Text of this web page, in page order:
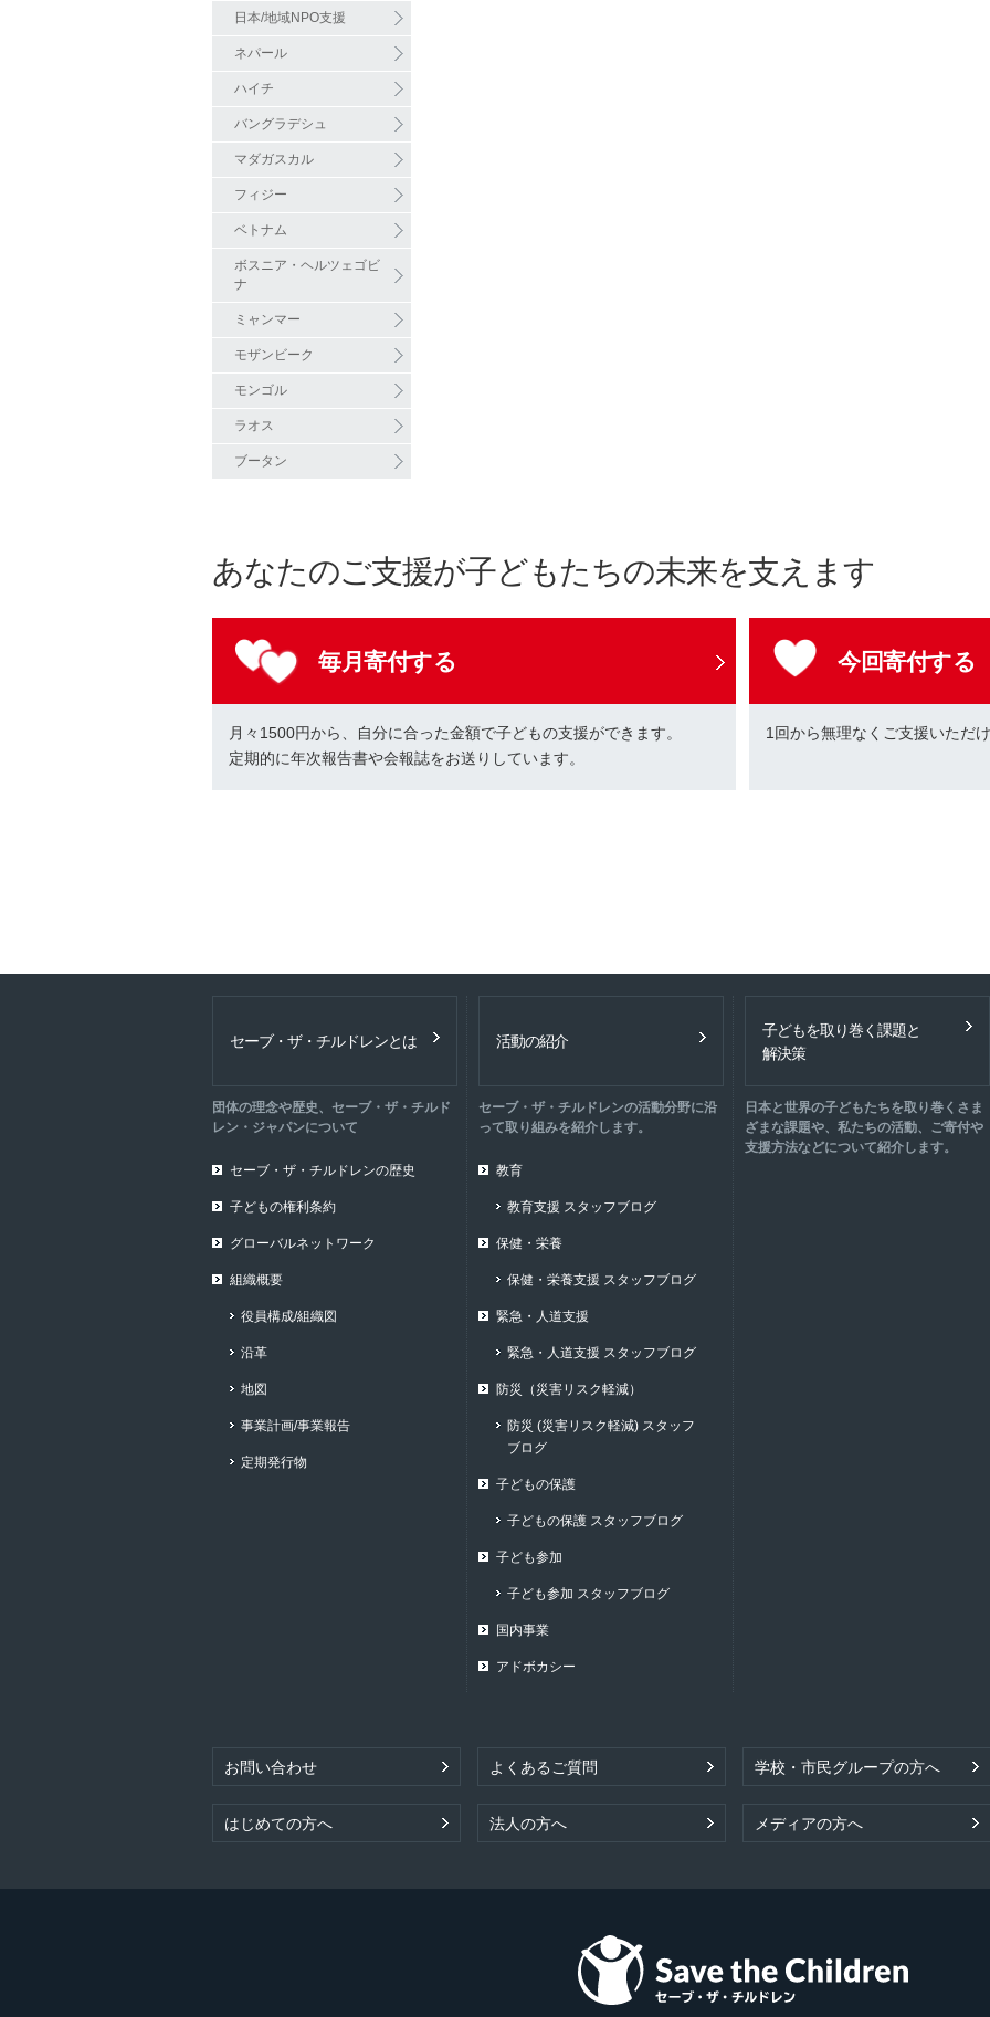
日本/地域NPO支援
ネパール
ハイチ
バングラデシュ
マダガスカル
フィジー
ベトナム
ボスニア・ヘルツェゴビ
ナ
ミャンマー
モザンビーク
モンゴル
ラオス
ブータン
あなたのご支援が子どもたちの未来を支えます
毎月寄付する
月々1500円から、自分に合った金額で子どもの支援ができます。
定期的に年次報告書や会報誌をお送りしています。
今回寄付する
1回から無理なくご支援いただ
セーブ・ザ・チルドレンとは
団体の理念や歴史、セーブ・ザ・チルド
レン・ジャパンについて
セーブ・ザ・チルドレンの歴史
子どもの権利条約
グローバルネットワーク
組織概要
役員構成/組織図
沿革
地図
事業計画/事業報告
定期発行物
活動の紹介
セーブ・ザ・チルドレンの活動分野に沿
って取り組みを紹介します。
教育
教育支援 スタッフブログ
保健・栄養
保健・栄養支援 スタッフブログ
緊急・人道支援
緊急・人道支援 スタッフブログ
防災（災害リスク軽減）
防災 (災害リスク軽減) スタッフ
ブログ
子どもの保護
子どもの保護 スタッフブログ
子ども参加
子ども参加 スタッフブログ
国内事業
アドボカシー
子どもを取り巻く課題と
解決策
日本と世界の子どもたちを取り巻くさま
ざまな課題や、私たちの活動、ご寄付や
支援方法などについて紹介します。
お問い合わせ よくあるご質問 学校・市民グループの方へ
はじめての方へ 法人の方へ メディアの方へ